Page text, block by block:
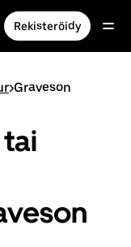
Rekisteröidy
>Graveson